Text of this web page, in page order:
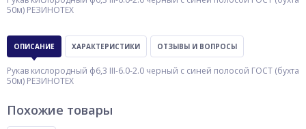
50м) РЕЗИНОТЕХ
ОПИСАНИЕ ХАРАКТЕРИСТИКИ ОТЗЫВЫ И ВОПРОСЫ
Рукав кислородный ф6,3 III-6.0-2.0 черный с синей полосой ГОСТ (бухта
50м) РЕЗИНОТЕХ
Похожие товары